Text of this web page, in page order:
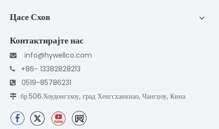
Цасе Схов
Контактирајте нас
 info@hywellco.com
 +86- 13382828213
 0519-85786231
 бр.506.Хоудонгзхоу, град Хенгсханкиао, Чангџоу, Кина